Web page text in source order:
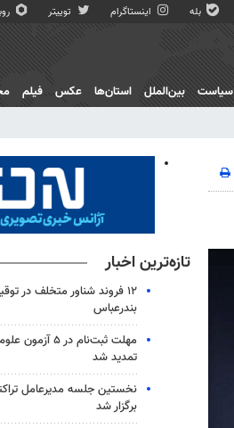
بله اینستاگرام توییتر
سیاست بین‌الملل استان‌ها عکس فیلم
تازه‌ترین اخبار
۱۲ فروند شناور متخلف در
بندرعباس
مهلت ثبت‌نام در ۵
تمدید شد
نخستین جلسه مدیرعامل
برگزار شد